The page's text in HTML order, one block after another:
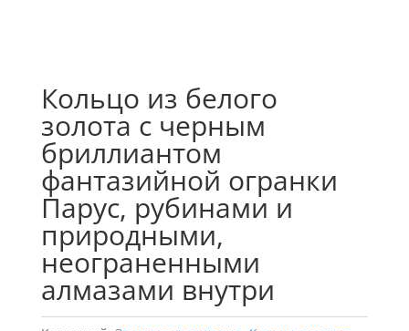
Кольцо из белого
золота с черным
бриллиантом
фантазийной огранки
Парус, рубинами и
природными,
неограненными
алмазами внутри